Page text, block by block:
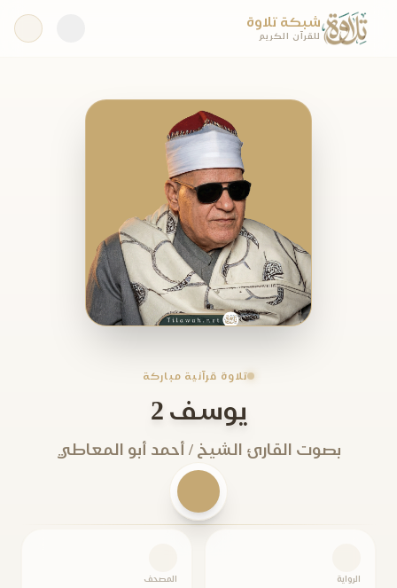
شبكة تلاوة
للقرآن الكريم
تلاوة قرآنية مباركة
يوسف 2
بصوت القارئ الشيخ / أحمد أبو المعاطي
الرواية المصحف